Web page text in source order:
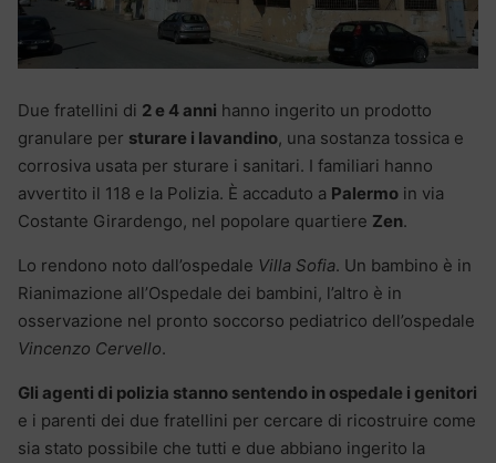
Due fratellini di 2 e 4 anni hanno ingerito un prodotto
granulare per sturare i lavandino, una sostanza tossica e
corrosiva usata per sturare i sanitari. I familiari hanno
avvertito il 118 e la Polizia. È accaduto a Palermo in via
Costante Girardengo, nel popolare quartiere Zen.
Lo rendono noto dall’ospedale Villa Sofia. Un bambino è in
Rianimazione all’Ospedale dei bambini, l’altro è in
osservazione nel pronto soccorso pediatrico dell’ospedale
Vincenzo Cervello.
Gli agenti di polizia stanno sentendo in ospedale i genitori
e i parenti dei due fratellini per cercare di ricostruire come
sia stato possibile che tutti e due abbiano ingerito la